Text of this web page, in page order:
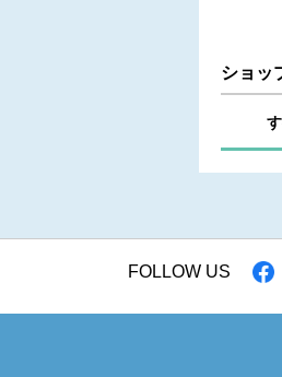
ショッ
FOLLOW US